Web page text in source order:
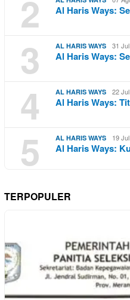
2 Al Haris Ways:
3 AL HARIS WAYS 31
Al Haris Ways:
4 AL HARIS WAYS 22
Al Haris Ways:
5 AL HARIS WAYS 19
Al Haris Ways:
TERPOPULER